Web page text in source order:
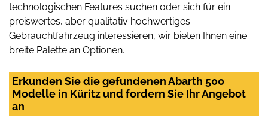
technologischen Features suchen oder sich für ein
preiswertes, aber qualitativ hochwertiges
Gebrauchtfahrzeug interessieren, wir bieten Ihnen eine
breite Palette an Optionen.
Erkunden Sie die gefundenen Abarth 500
Modelle in Küritz und fordern Sie Ihr Angebot
an